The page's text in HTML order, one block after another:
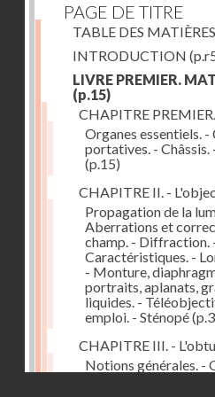
PAGE DE TITRE
TABLE DES MATIÈRES
INTRODUCTION
LIVRE PREMIER.
(p.15)
CHAPITRE
Organes essentiels.
portatives. - Châssis.
(p.15)
CHAPITRE II. -
Propagation de la
Aberrations et
champ. - Diffraction.
Caractéristiques. -
- Monture,
portraits, aplanats,
liquides. -
emploi. - Sténopé
CHAPITRE III. -
Notions générales. -